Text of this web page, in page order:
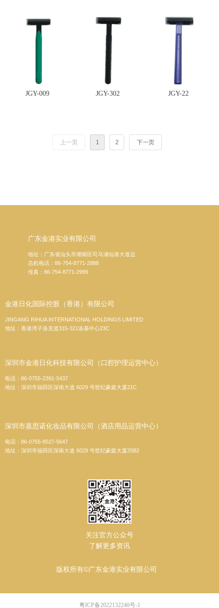
JGY-009 JGY-302 JGY-22
上一页 1 2 下一页
版权所有©广东金港实业有限公司
关注官方公众号
了解更多资讯
广东金港实业有限公司
地址：广东省汕头市潮南区司马浦仙港大道边
总机电话：86-754-8771-2888
传真：86-754-8771-2999
金港日化国际控股（香港）有限公司
JINGANG RIHUA INTERNATIONAL HOLDINGS LIMITED
地址：香港湾子洛克道315-321洛基中心23C
深圳市嘉思诺化妆品有限公司（酒店用品运营中心）
电话：86-0755-8527-5647
地址：深圳市福田区深南大道 6029 号世纪豪庭大厦25B2
深圳市金港日化科技有限公司（口腔护理运营中心）
电话：86-0755-2391-5437
地址：深圳市福田区深南大道 6029 号世纪豪庭大厦21C
粤ICP备2022132240号-1